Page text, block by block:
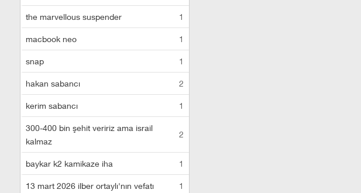
the marvellous suspender 1
macbook neo 1
snap 1
hakan sabancı 2
kerim sabancı 1
300-400 bin şehit veririz ama israil
kalmaz
2
baykar k2 kamikaze iha 1
13 mart 2026 ilber ortaylı'nın vefatı 1